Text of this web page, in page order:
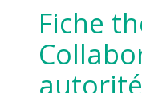
Fiche